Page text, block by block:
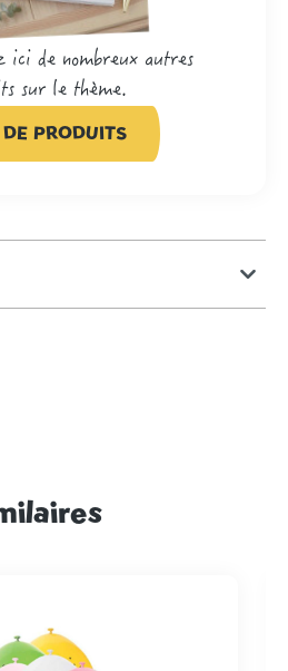
ici de nombreux autres
sur le thème.
PRODUITS
produits